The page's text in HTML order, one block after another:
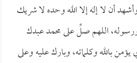
أن لا إله إلا الله وحده لا شريك
اللهم صلِّ على محمد عبدك
بالله وكلماته، وبارك عليه وعلى